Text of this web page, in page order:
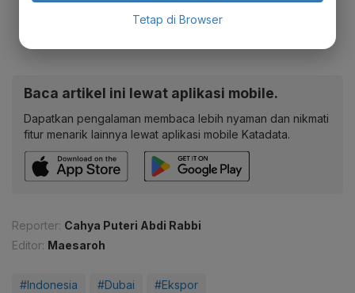
Baca artikel ini lewat aplikasi mobile.
Dapatkan pengalaman membaca lebih nyaman dan nikmati
fitur menarik lainnya lewat aplikasi mobile Katadata.
Reporter: Cahya Puteri Abdi Rabbi
Editor: Maesaroh
#Indonesia #Dubai #Ekspor
Tetap di Browser